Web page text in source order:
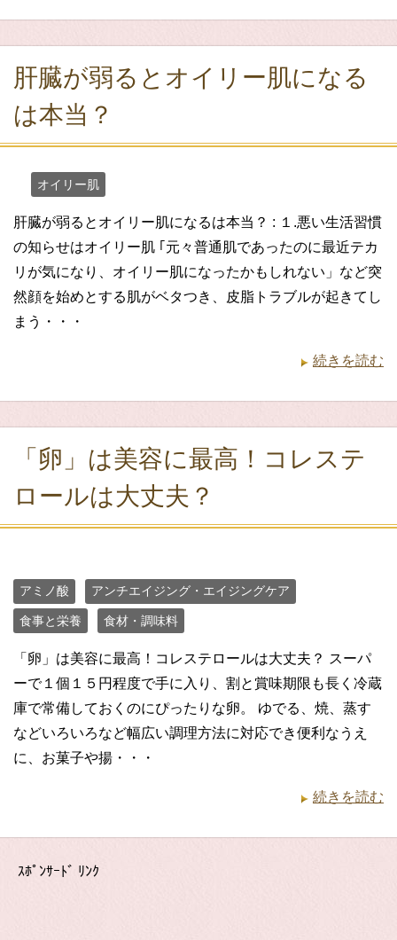
肝臓が弱るとオイリー肌になる
は本当？
オイリー肌
肝臓が弱るとオイリー肌になるは本当？ : １.悪い生活習慣
の知らせはオイリー肌 ｢元々普通肌であったのに最近テカ
リが気になり、オイリー肌になったかもしれない」など突
然顔を始めとする肌がベタつき、皮脂トラブルが起きてし
まう・・・
続きを読む
「卵」は美容に最高！コレステ
ロールは大丈夫？
アミノ酸 アンチエイジング・エイジングケア
食事と栄養 食材・調味料
「卵」は美容に最高！コレステロールは大丈夫？ スーパ
ーで１個１５円程度で手に入り、割と賞味期限も長く冷蔵
庫で常備しておくのにぴったりな卵。 ゆでる、焼、蒸す
などいろいろなど幅広い調理方法に対応でき便利なうえ
に、お菓子や揚・・・
続きを読む
ｽﾎﾟﾝｻｰﾄﾞ ﾘﾝｸ